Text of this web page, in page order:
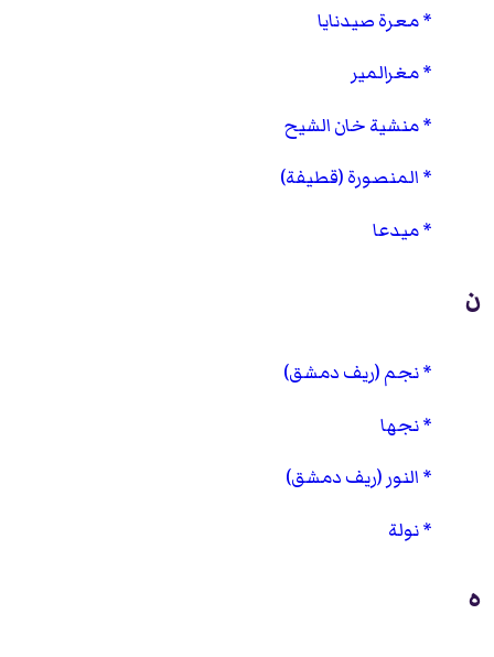
معرة صيدنايا
مغرالمير
منشية خان الشيح
المنصورة (قطيفة)
ميدعا
ن
نجم (ريف دمشق)
نجها
النور (ريف دمشق)
نولة
ه